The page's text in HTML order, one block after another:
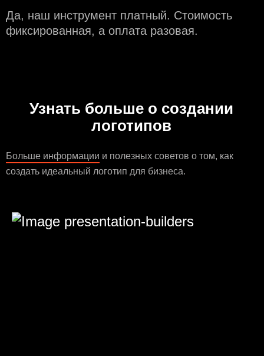
Да, наш инструмент платный. Стоимость
фиксированная, а оплата разовая.
Узнать больше о создании
логотипов
Больше информации и полезных советов о том, как
создать идеальный логотип для бизнеса.